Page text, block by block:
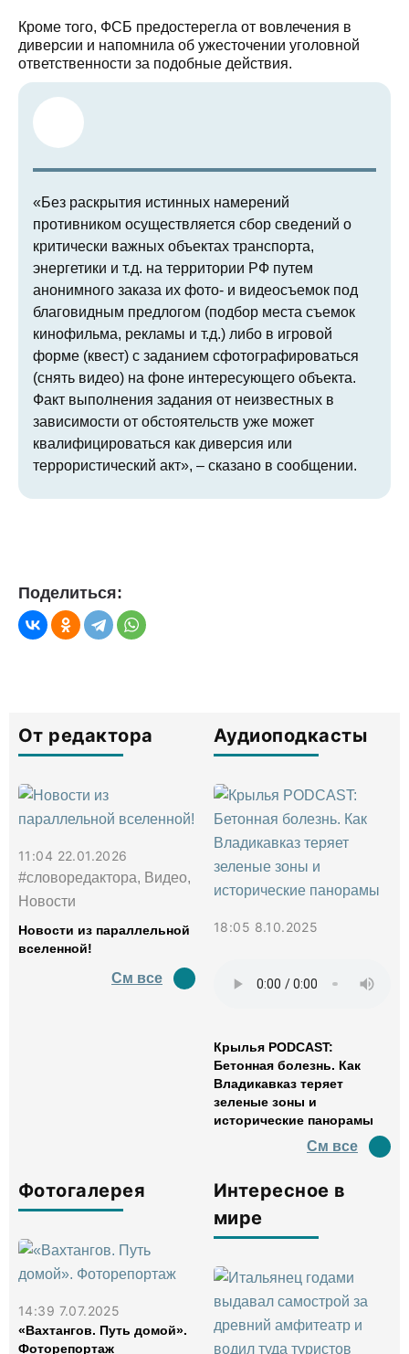
Кроме того, ФСБ предостерегла от вовлечения в
диверсии и напомнила об ужесточении уголовной
ответственности за подобные действия.
«Без раскрытия истинных намерений
противником осуществляется сбор сведений о
критически важных объектах транспорта,
энергетики и т.д. на территории РФ путем
анонимного заказа их фото- и видеосъемок под
благовидным предлогом (подбор места съемок
кинофильма, рекламы и т.д.) либо в игровой
форме (квест) с заданием сфотографироваться
(снять видео) на фоне интересующего объекта.
Факт выполнения задания от неизвестных в
зависимости от обстоятельств уже может
квалифицироваться как диверсия или
террористический акт», – сказано в сообщении.
Поделиться:
От редактора
11:04 22.01.2026
#словоредактора, Видео,
Новости
Новости из параллельной
вселенной!
См все
Аудиоподкасты
18:05 8.10.2025
Крылья PODCAST:
Бетонная болезнь. Как
Владикавказ теряет
зеленые зоны и
исторические панорамы
См все
Фотогалерея
14:39 7.07.2025
«Вахтангов. Путь домой».
Фоторепортаж
Интересное в
мире